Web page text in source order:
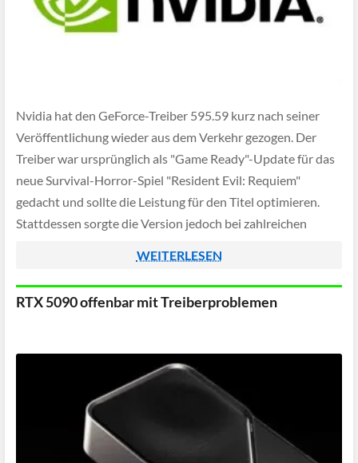
Nvidia hat den GeForce-Treiber 595.59 kurz nach seiner
Veröffentlichung wieder aus dem Verkehr gezogen. Der
Treiber war ursprünglich als "Game Ready"-Update für das
neue Survival-Horror-Spiel "Resident Evil: Requiem"
gedacht und sollte die Leistung für den Titel optimieren.
Stattdessen sorgte die Version jedoch bei zahlreichen
GeForce-Grafikkarten.
WEITERLESEN
RTX 5090 offenbar mit Treiberproblemen